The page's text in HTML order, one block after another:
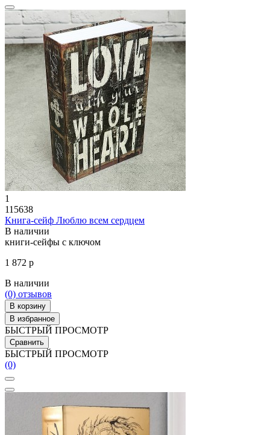
1
115638
Книга-сейф Люблю всем сердцем
В наличии
книги-сейфы с ключом
1 872 р
В наличии
(0) отзывов
В корзину
В избранное
БЫСТРЫЙ ПРОСМОТР
Сравнить
БЫСТРЫЙ ПРОСМОТР
(0)